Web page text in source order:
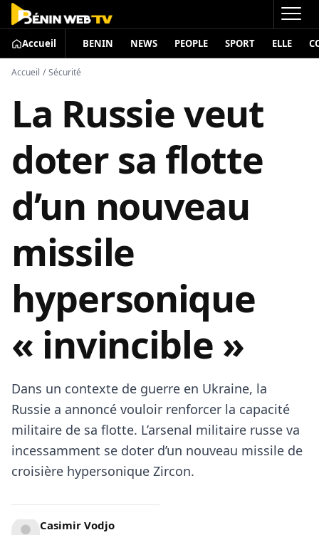
Accueil BENIN NEWS PEOPLE SPORT ELLE
Accueil / Sécurité
La Russie veut
doter sa flotte
d’un nouveau
missile
hypersonique
« invincible »
Dans un contexte de guerre en Ukraine, la
Russie a annoncé vouloir renforcer la capacité
militaire de sa flotte. L’arsenal militaire russe va
incessamment se doter d’un nouveau missile de
croisière hypersonique Zircon.
Casimir Vodjo